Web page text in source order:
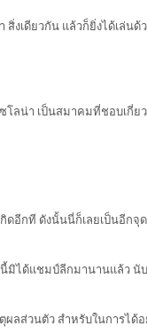
งเดียวกัน แล้วก็ยิ่งได้เล่น
ลน่า เป็นสมาคมที่ชอบเกี่
อีกที ดังนั้นนี่ก็เลยเป็นอีกจุ
มิได้แชมป์ลีกมานานแล้ว นั
ผลส่วนตัว สำหรับในการได้